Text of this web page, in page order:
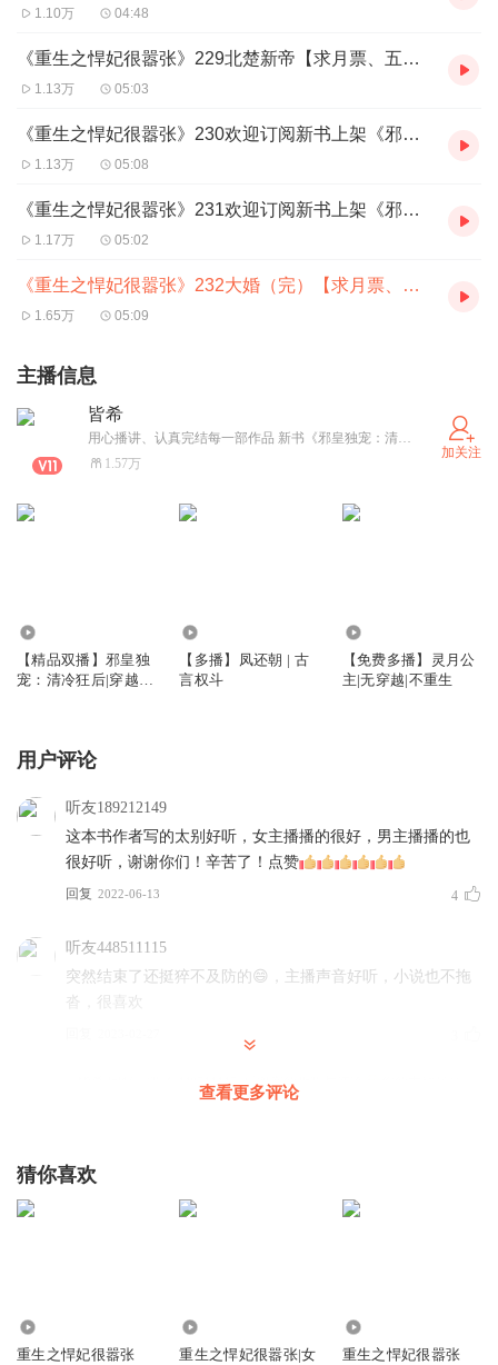
1.10万 04:48
《重生之悍妃很嚣张》229北楚新帝【求月票、五星好评、么么哒!】
1.13万 05:03
《重生之悍妃很嚣张》230欢迎订阅新书上架《邪皇独宠：清冷狂后》
1.13万 05:08
《重生之悍妃很嚣张》231欢迎订阅新书上架《邪皇独宠：清冷狂后》
1.17万 05:02
《重生之悍妃很嚣张》232大婚（完）【求月票、五星好评、么么哒!】
1.65万 05:09
主播信息
皆希
用心播讲、认真完结每一部作品 新书《邪皇独宠：清冷狂后》已上架 欢迎大家关注订阅收听点赞评论转发
1.57万
加关注
【精品双播】邪皇独
宠：清冷狂后|穿越奇
【多播】凤还朝 | 古
言权斗
【免费多播】灵月公
主|无穿越|不重生
用户评论
听友189212149
这本书作者写的太别好听，女主播播的很好，男主播播的也
很好听，谢谢你们！辛苦了！点赞
回复 2022-06-13 4
听友448511115
突然结束了还挺猝不及防的😄，主播声音好听，小说也不拖
沓，很喜欢
听友448511115: 感谢亲的收听与评论
小農婦
所有演播者都播得很好👍👍小說上半部還不錯👍👍 只是結尾
剧情绝对没有废话和拖沓，演播也专业，真不错，推荐推
查看更多评论
猜你喜欢
重生之悍妃很嚣张
重生之悍妃很嚣张|女
重生之悍妃很嚣张